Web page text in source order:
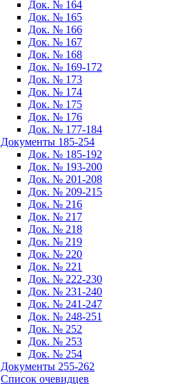
Док. № 164
Док. № 165
Док. № 166
Док. № 167
Док. № 168
Док. № 169-172
Док. № 173
Док. № 174
Док. № 175
Док. № 176
Док. № 177-184
Документы 185-254
Док. № 185-192
Док. № 193-200
Док. № 201-208
Док. № 209-215
Док. № 216
Док. № 217
Док. № 218
Док. № 219
Док. № 220
Док. № 221
Док. № 222-230
Док. № 231-240
Док. № 241-247
Док. № 248-251
Док. № 252
Док. № 253
Док. № 254
Документы 255-262
Список очевидцев